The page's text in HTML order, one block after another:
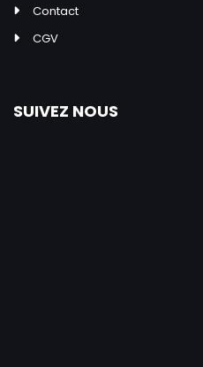
Contact
CGV
SUIVEZ NOUS